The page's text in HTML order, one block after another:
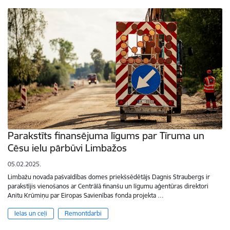
Parakstīts finansējuma līgums par Tīruma un
Cēsu ielu pārbūvi Limbažos
05.02.2025.
Limbažu novada pašvaldības domes priekšsēdētājs Dagnis Straubergs ir
parakstījis vienošanos ar Centrālā finanšu un līgumu aģentūras direktori
Anitu Krūmiņu par Eiropas Savienības fonda projekta …
Ielas un ceļi Remontdarbi